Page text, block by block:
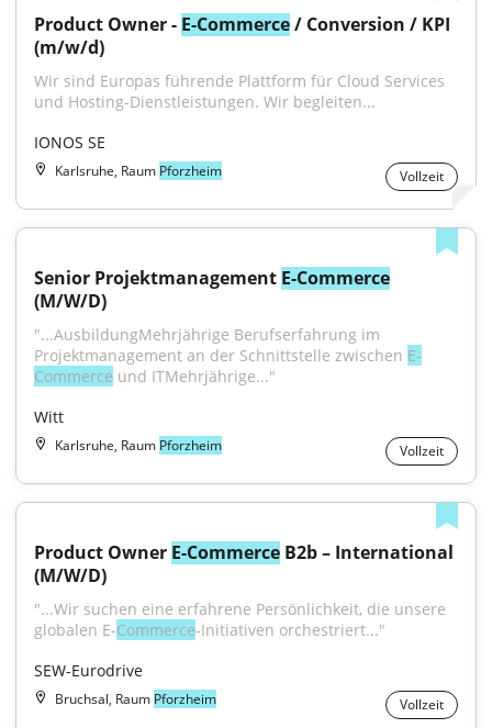
Product Owner - E-Commerce / Conversion / KPI
(m/w/d)
Wir sind Europas führende Plattform für Cloud Services
und Hosting-Dienstleistungen. Wir begleiten...
IONOS SE
Karlsruhe, Raum Pforzheim Vollzeit
Senior Projektmanagement E-Commerce
(M/W/D)
"...AusbildungMehrjährige Berufserfahrung im
Projektmanagement an der Schnittstelle zwischen E-
Commerce und ITMehrjährige..."
Witt
Karlsruhe, Raum Pforzheim Vollzeit
Product Owner E-Commerce B2b – International
(M/W/D)
"...Wir suchen eine erfahrene Persönlichkeit, die unsere
globalen E‑Commerce‑Initiativen orchestriert..."
SEW-Eurodrive
Bruchsal, Raum Pforzheim Vollzeit